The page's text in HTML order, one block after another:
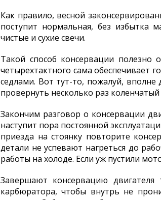
Как правило, весной
поступит нормальная, без избытка
чистые и сухие свечи.
Такой способ консервации
четырехтактного сама обеспечивает
седлами. Вот тут-то, пожалуй, вполне
провернуть несколько раз коленчатый
Закончим разговор о консервации
наступит пора постоянной
приезда на стоянку повторите
детали не успевают нагреться до
работы на холоде. Если уж пустили
Завершают консервацию
карбюратора, чтобы внутрь не